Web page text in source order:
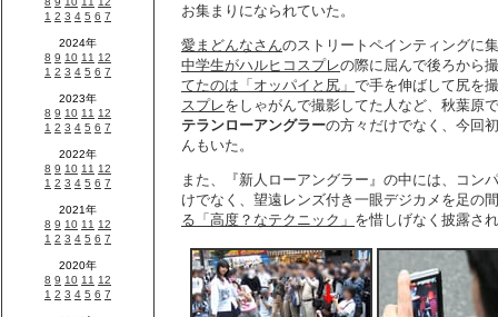
お集まりになられていた。
愛まどんなさんのストリートペインティングに
中学生がハルヒコスプレの際に屈んで後ろから
てたのは「オッパイと尻」 で手を伸ばして尻を
スプレをしゃがんで撮影してた人など、秋葉原
テランローアングラーの方々だけでなく、今回
んもいた。
また、『新人ローアングラー』の中には、コン
けでなく、望遠レンズ付き一眼デジカメを足の
る「高度？なテクニック」 を惜しげなく披露さ